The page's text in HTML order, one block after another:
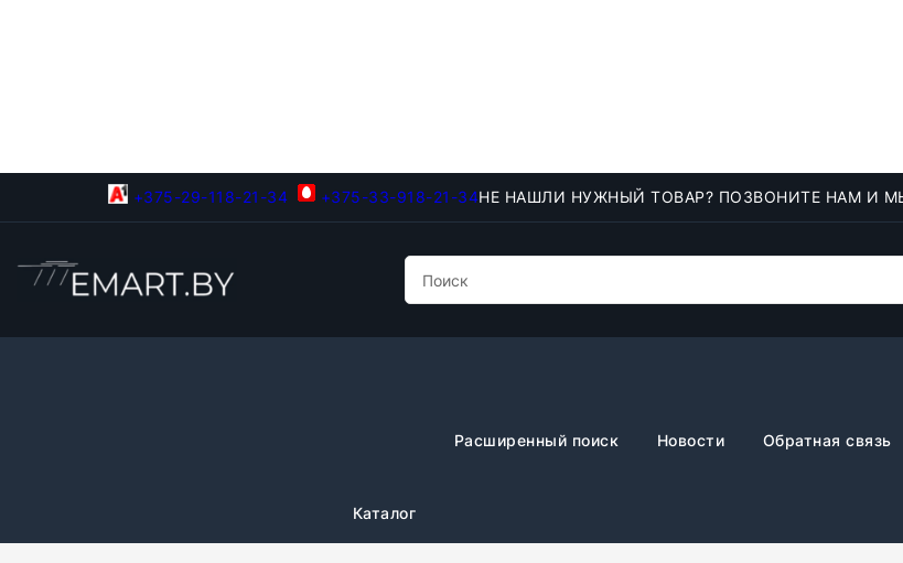
+375-29-118-21-34 +375-33-918-21-34НЕ НАШЛИ НУЖНЫЙ ТОВАР? ПОЗВОНИТЕ НАМ И
Каталог
Расширенный поиск Новости Обратная связь